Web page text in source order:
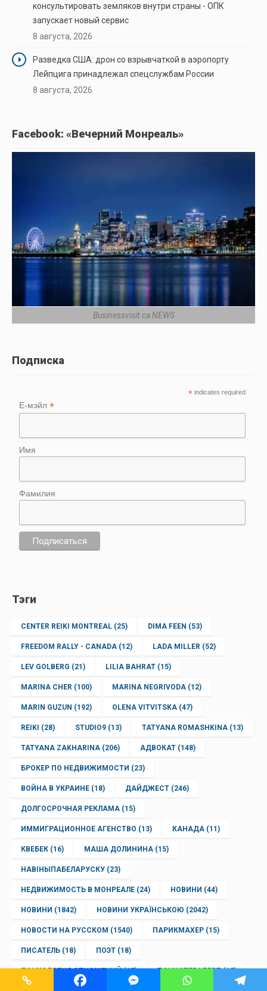
консультировать земляков внутри страны - ОПК
запускает новый сервис
8 августа, 2026
Разведка США: дрон со взрывчаткой в аэропорту
Лейпцига принадлежал спецслужбам России
8 августа, 2026
Facebook: «Вечерний Монреаль»
Businessvisit.ca NEWS
Подписка
* indicates required
Е-мэйл*
Имя
Фамилия
Тэги
CENTER REIKI MONTREAL (25) DIMA FEEN (53)
FREEDOM RALLY - CANADA (12) LADA MILLER (52)
LEV GOLBERG (21) LILIA BAHRAT (15)
MARINA CHER (100) MARINA NEGRIVODA (12)
MARIN GUZUN (192) OLENA VITVITSKA (47)
REIKI (28) STUDIO9 (13) TATYANA ROMASHKINA (13)
TATYANA ZAKHARINA (206) АДВОКАТ (148)
БРОКЕР ПО НЕДВИЖИМОСТИ (23)
ВОЙНА В УКРАИНЕ (18) ДАЙДЖЕСТ (246)
ДОЛГОСРОЧНАЯ РЕКЛАМА (15)
ИММИГРАЦИОННОЕ АГЕНСТВО (13) КАНАДА (11)
КВЕБЕК (16) МАША ДОЛИНИНА (15)
НАВІНЫПАБЕЛАРУСКУ (23)
НЕДВИЖИМОСТЬ В МОНРЕАЛЕ (24) НОВИНИ (44)
НОВИНИ (1842) НОВИНИ УКРАЇНСЬКОЮ (2042)
НОВОСТИ НА РУССКОМ (1540) ПАРИКМАХЕР (15)
ПИСАТЕЛЬ (18) ПОЭТ (18)
ПСИХОЛОГИЯ ОТНОШЕНИЙ(15) ПСИХОТЕРАПЕВТ(15)